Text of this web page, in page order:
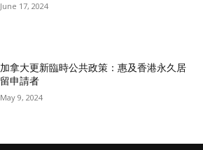
June 17, 2024
加拿大更新臨時公共政策：惠及香港永久居
留申請者
May 9, 2024